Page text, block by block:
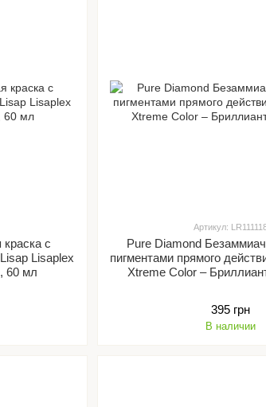
с
Lisaplex
60 мл
Артикул:
Pure Diamond
пигментами прямого
Xtreme Color –
395 грн
В наличии